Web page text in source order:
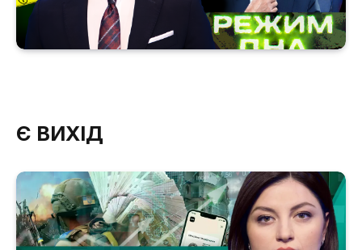
Є ВИХІД